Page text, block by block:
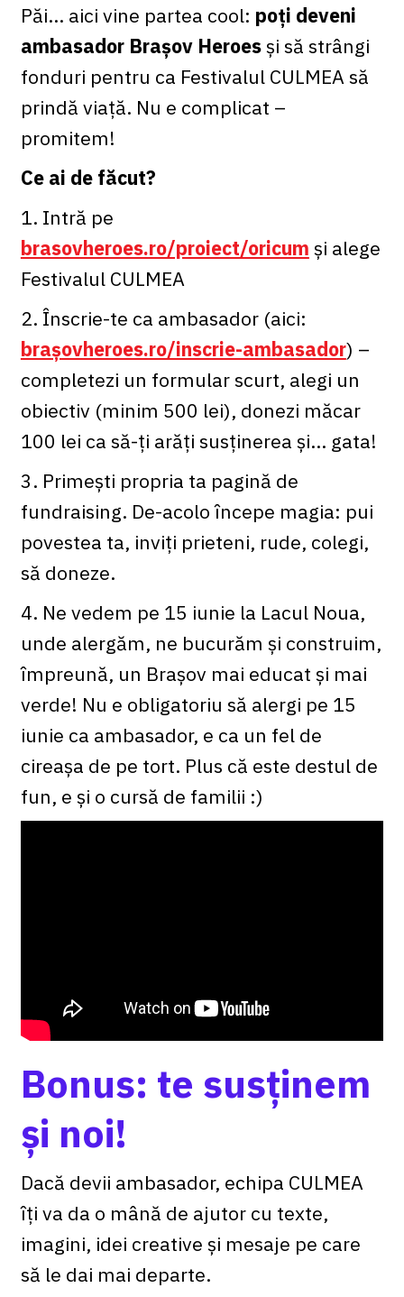
Păi... aici vine partea cool: poți deveni
ambasador Brașov Heroesși să strângi
fonduri pentru ca Festivalul CULMEA să
prindă viață. Nu e complicat –
promitem!
Ce ai de făcut?
1. Intră pe
brasovheroes.ro/proiect/oricum și alege
Festivalul CULMEA
2. Înscrie-te ca ambasador (aici:
brașovheroes.ro/inscrie-ambasador) –
completezi un formular scurt, alegi un
obiectiv (minim 500 lei), donezi măcar
100 lei ca să-ți arăți susținerea și… gata!
3. Primești propria ta pagină de
fundraising. De-acolo începe magia: pui
povestea ta, inviți prieteni, rude, colegi,
să doneze.
4. Ne vedem pe 15 iunie la Lacul Noua,
unde alergăm, ne bucurăm și construim,
împreună, un Brașov mai educat și mai
verde! Nu e obligatoriu să alergi pe 15
iunie ca ambasador, e ca un fel de
cireașa de pe tort. Plus că este destul de
fun, e și o cursă de familii :)
Bonus: te susținem
și noi!
Dacă devii ambasador, echipa CULMEA
îți va da o mână de ajutor cu texte,
imagini, idei creative și mesaje pe care
să le dai mai departe.